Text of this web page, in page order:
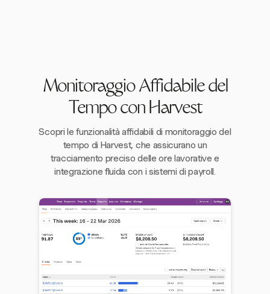
Monitoraggio Affidabile del
Tempo con Harvest
Scopri le funzionalità affidabili di monitoraggio del
tempo di Harvest, che assicurano un
tracciamento preciso delle ore lavorative e
integrazione fluida con i sistemi di payroll.